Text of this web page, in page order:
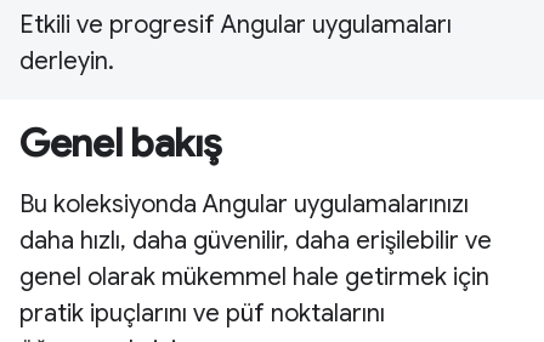
Etkili ve progresif Angular uygulamaları
derleyin.
Genel bakış
Bu koleksiyonda Angular uygulamalarınızı
daha hızlı, daha güvenilir, daha erişilebilir ve
genel olarak mükemmel hale getirmek için
pratik ipuçlarını ve püf noktalarını